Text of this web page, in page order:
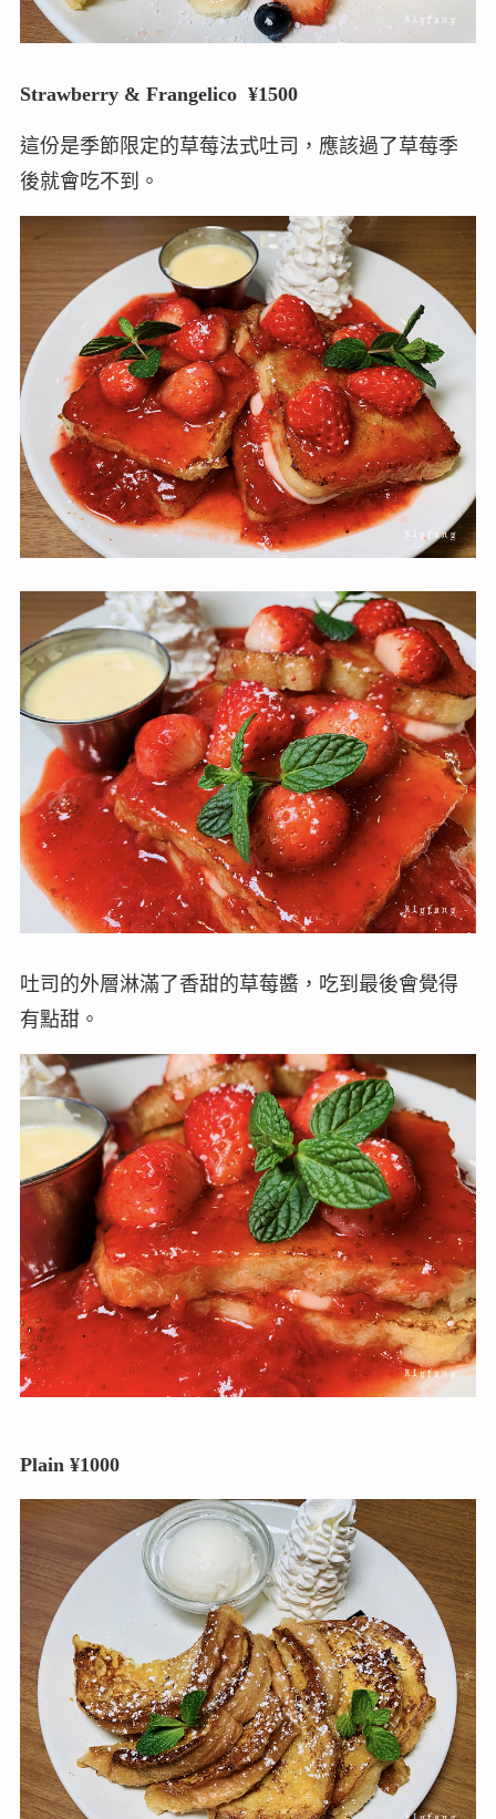
Strawberry & Frangelico ¥1500
這份是季節限定的草莓法式吐司，應該過了草莓季
後就會吃不到。
吐司的外層淋滿了香甜的草莓醬，吃到最後會覺得
有點甜。
Plain ¥1000